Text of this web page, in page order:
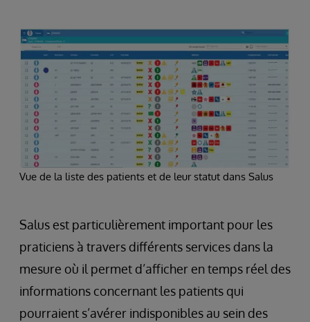
Vue de la liste des patients et de leur statut dans Salus
Salus est particulièrement important pour les
praticiens à travers différents services dans la
mesure où il permet d’afficher en temps réel des
informations concernant les patients qui
pourraient s’avérer indisponibles au sein des